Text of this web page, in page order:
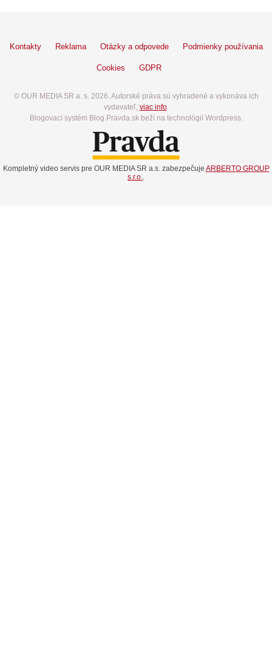
Kontakty Reklama Otázky a odpovede Podmienky používania
Cookies GDPR
© OUR MEDIA SR a. s. 2026. Autorské práva sú vyhradené a vykonáva ich
vydavateľ, viac info.
Blogovací systém Blog.Pravda.sk beží na technológií Wordpress.
Kompletný video servis pre OUR MEDIA SR a.s. zabezpečuje ARBERTO GROUP
s.r.o.